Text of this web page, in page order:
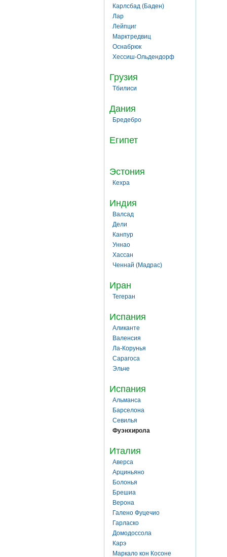
Карлсбад (Баден)
Лар
Лейпциг
Марктредвиц
Оснабрюк
Хессиш-Ольдендорф
Грузия
Тбилиси
Дания
Бредебро
Египет
Эстония
Кехра
Индия
Валсад
Дели
Канпур
Уннао
Хассан
Ченнай (Мадрас)
Иран
Тегеран
Испания
Аликанте
Валенсия
Ла-Корунья
Сарагоса
Эльче
Испания
Альманса
Барселона
Севилья
Фуэнхирола
Италия
Аверса
Арциньяно
Болонья
Брешиа
Верона
Галено Фуцечио
Гарласко
Домодоссола
Карэ
Маркало кон Косоне